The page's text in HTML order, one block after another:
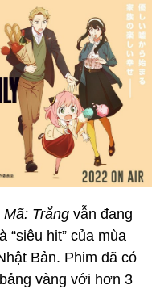
Trắng vẫn đang
“siêu hit” của mùa
Bản. Phim đã có
vàng với hơn 3